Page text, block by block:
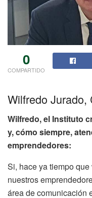
0
COMPARTIDO
Wilfredo Jurado,
Wilfredo, el Instituto
y, cómo siempre,
emprendedores:
Si, hace ya tiempo
nuestros
área de comunicación